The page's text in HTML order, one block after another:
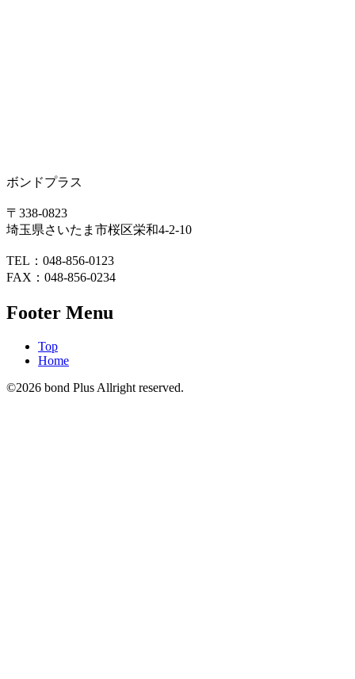
ボンドプラス
〒338-0823
埼玉県さいたま市桜区栄和4-2-10
TEL：048-856-0123
FAX：048-856-0234
Footer Menu
Top
Home
©2026 bond Plus Allright reserved.